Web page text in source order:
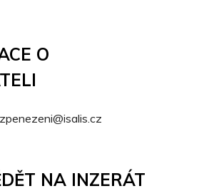
O
zpenezeni@isalis.cz
NA INZERÁT